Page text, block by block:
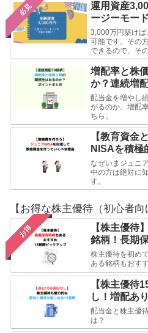
必見
運用資産
ージーモー
3,000万円築けば
可能です。その
できるので、そ
増配率と株
か？連続増
配当金を増やし
がるのか。増配
ちら。
【教育資金
NISAを積極
なぜいまジュニ
中の方は絶対に
す。
【お得な株主優待（初心者向
お得
【株主優待
銘柄！長期
株主優待を初め
ある銘柄もおす
【株主優待
し！増配あ
配当金と株主優
は？